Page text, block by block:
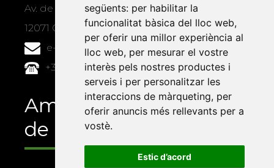
següents: per habilitar la
funcionalitat bàsica del lloc web,
per oferir una millor experiència al
lloc web, per mesurar el vostre
interès pels nostres productes i
serveis i per personalitzar les
interaccions de màrqueting, per
oferir anuncis més rellevants per a
vostè.
Estic d’acord
Av. de Vicent Sos Baynat, s/n
12071 Castelló de la Plana
e-buc@vives.org
+34 964 72 89 93
Amb el suport
de